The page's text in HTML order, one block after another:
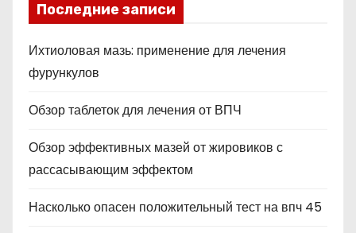
Последние записи
Ихтиоловая мазь: применение для лечения
фурункулов
Обзор таблеток для лечения от ВПЧ
Обзор эффективных мазей от жировиков с
рассасывающим эффектом
Насколько опасен положительный тест на впч 45